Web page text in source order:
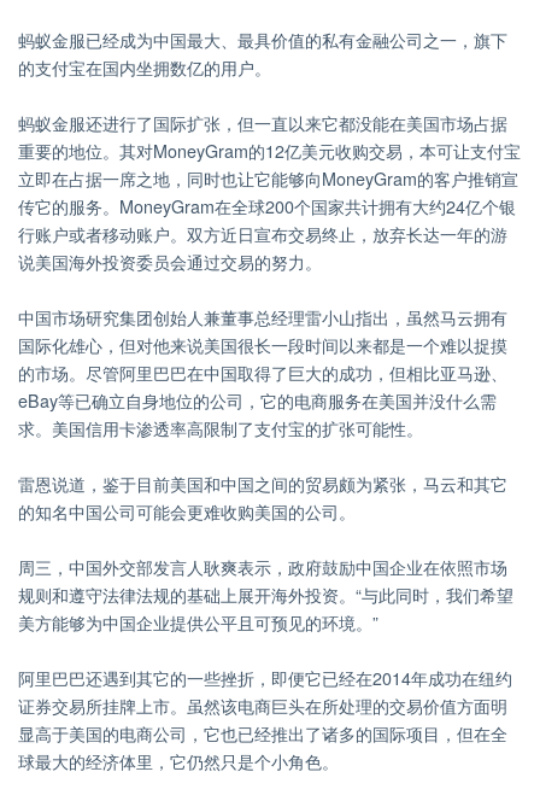
蚂蚁金服已经成为中国最大、最具价值的私有金融公司之一，旗下
的支付宝在国内坐拥数亿的用户。
蚂蚁金服还进行了国际扩张，但一直以来它都没能在美国市场占据
重要的地位。其对MoneyGram的12亿美元收购交易，本可让支付宝
立即在占据一席之地，同时也让它能够向MoneyGram的客户推销宣
传它的服务。MoneyGram在全球200个国家共计拥有大约24亿个银
行账户或者移动账户。双方近日宣布交易终止，放弃长达一年的游
说美国海外投资委员会通过交易的努力。
中国市场研究集团创始人兼董事总经理雷小山指出，虽然马云拥有
国际化雄心，但对他来说美国很长一段时间以来都是一个难以捉摸
的市场。尽管阿里巴巴在中国取得了巨大的成功，但相比亚马逊、
eBay等已确立自身地位的公司，它的电商服务在美国并没什么需
求。美国信用卡渗透率高限制了支付宝的扩张可能性。
雷恩说道，鉴于目前美国和中国之间的贸易颇为紧张，马云和其它
的知名中国公司可能会更难收购美国的公司。
周三，中国外交部发言人耿爽表示，政府鼓励中国企业在依照市场
规则和遵守法律法规的基础上展开海外投资。“与此同时，我们希望
美方能够为中国企业提供公平且可预见的环境。”
阿里巴巴还遇到其它的一些挫折，即便它已经在2014年成功在纽约
证券交易所挂牌上市。虽然该电商巨头在所处理的交易价值方面明
显高于美国的电商公司，它也已经推出了诸多的国际项目，但在全
球最大的经济体里，它仍然只是个小角色。